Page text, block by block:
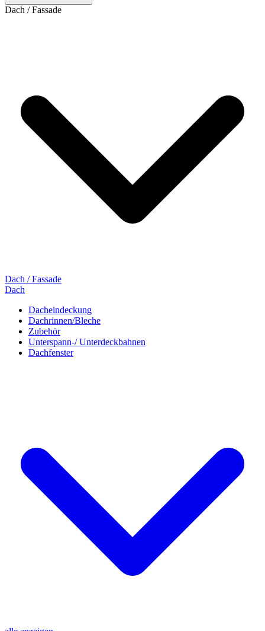
Dach / Fassade
Dach / Fassade
Dach
Dacheindeckung
Dachrinnen/Bleche
Zubehör
Unterspann-/ Unterdeckbahnen
Dachfenster